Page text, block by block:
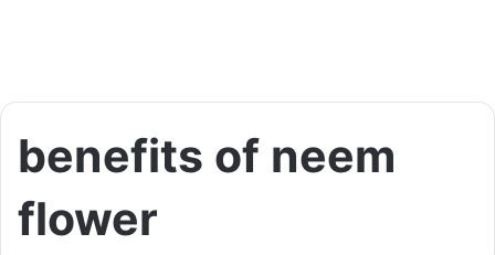
benefits of neem
flower